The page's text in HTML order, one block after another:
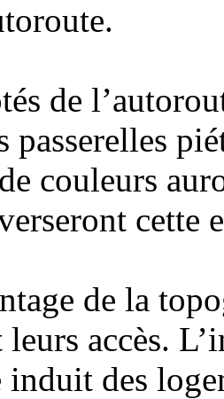
de
passerelles
couleurs
cette
de la
accès.
des